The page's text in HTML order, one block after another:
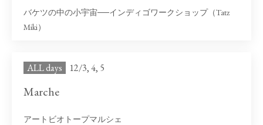
バケツの中の小宇宙──インディゴワークショップ（Tatz
Miki）
ALL days 12/3, 4, 5
Marche
アートビオトープマルシェ